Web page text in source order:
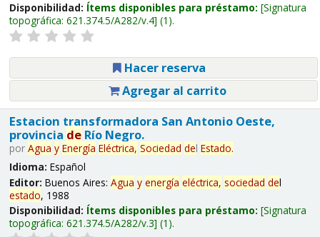
Disponibilidad: Ítems disponibles para préstamo: Signatura
topográfica: 621.374.5/A282/v.4 (1).
Hacer reserva
Agregar al carrito
Estacion transformadora San Antonio Oeste,
provincia deRío Negro.
por Agua y Energía Eléctrica, Sociedad del Estado.
Idioma: Español
Editor: Buenos Aires: Agua y energía eléctrica, sociedad del
estado, 1988
Disponibilidad: Ítems disponibles para préstamo: Signatura
topográfica: 621.374.5/A282/v.3 (1).